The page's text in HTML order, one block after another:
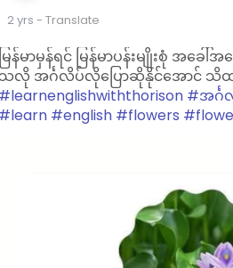
2 yrs - Translate
ြန်မာမှန်ရင် မြန်မာပန်းမျိုးစုံ အခေ
လို အင်္ဂလိပ်လိုပြောဆိုနိုင်အောင် သိထ
#အင်္
#english #flowers